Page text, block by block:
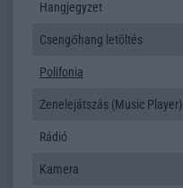
Hangjegyzet
Csengőhang letöltés
Polifonia
Zenelejátszás (Music Player)
Rádió
Kamera